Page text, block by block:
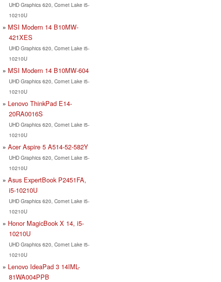
UHD Graphics 620, Comet Lake i5-
10210U
MSI Modern 14 B10MW-
421XES
UHD Graphics 620, Comet Lake i5-
10210U
MSI Modern 14 B10MW-604
UHD Graphics 620, Comet Lake i5-
10210U
Lenovo ThinkPad E14-
20RA0016S
UHD Graphics 620, Comet Lake i5-
10210U
Acer Aspire 5 A514-52-582Y
UHD Graphics 620, Comet Lake i5-
10210U
Asus ExpertBook P2451FA,
i5-10210U
UHD Graphics 620, Comet Lake i5-
10210U
Honor MagicBook X 14, i5-
10210U
UHD Graphics 620, Comet Lake i5-
10210U
Lenovo IdeaPad 3 14IML-
81WA004PPB